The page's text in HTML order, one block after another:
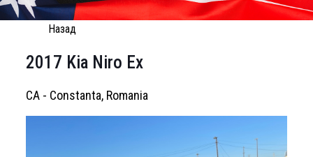
Назад
2017 Kia Niro Ex
CA - Constanta, Romania